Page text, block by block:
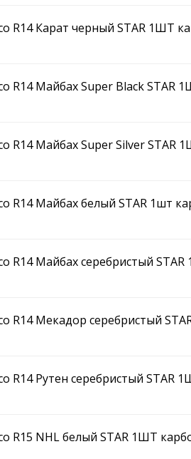
R14 Карат черный STAR 1ШТ
R14 Майбах Super Black STAR
R14 Майбах Super Silver STAR
R14 Майбах белый STAR 1шт
R14 Майбах серебристый
R14 Мекадор серебристый
R14 Рутен серебристый STAR
R15 NHL белый STAR 1ШТ